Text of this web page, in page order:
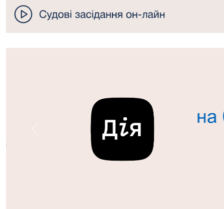
Попередній